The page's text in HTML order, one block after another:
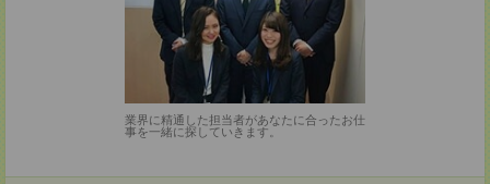
業界に精通した担当者があなたに合ったお仕
事を一緒に探していきます。